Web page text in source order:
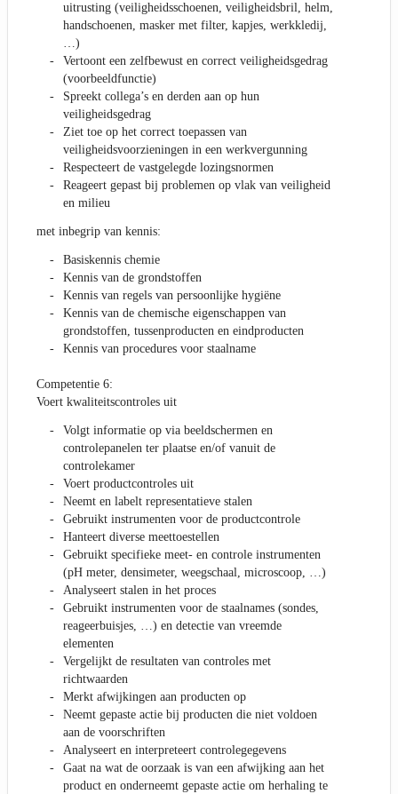
uitrusting (veiligheidsschoenen, veiligheidsbril, helm,
handschoenen, masker met filter, kapjes, werkkledij,
…)
Vertoont een zelfbewust en correct veiligheidsgedrag
(voorbeeldfunctie)
Spreekt collega’s en derden aan op hun
veiligheidsgedrag
Ziet toe op het correct toepassen van
veiligheidsvoorzieningen in een werkvergunning
Respecteert de vastgelegde lozingsnormen
Reageert gepast bij problemen op vlak van veiligheid
en milieu
met inbegrip van kennis:
Basiskennis chemie
Kennis van de grondstoffen
Kennis van regels van persoonlijke hygiëne
Kennis van de chemische eigenschappen van
grondstoffen, tussenproducten en eindproducten
Kennis van procedures voor staalname
Competentie 6:
Voert kwaliteitscontroles uit
Volgt informatie op via beeldschermen en
controlepanelen ter plaatse en/of vanuit de
controlekamer
Voert productcontroles uit
Neemt en labelt representatieve stalen
Gebruikt instrumenten voor de productcontrole
Hanteert diverse meettoestellen
Gebruikt specifieke meet- en controle instrumenten
(pH meter, densimeter, weegschaal, microscoop, …)
Analyseert stalen in het proces
Gebruikt instrumenten voor de staalnames (sondes,
reageerbuisjes, …) en detectie van vreemde
elementen
Vergelijkt de resultaten van controles met
richtwaarden
Merkt afwijkingen aan producten op
Neemt gepaste actie bij producten die niet voldoen
aan de voorschriften
Analyseert en interpreteert controlegegevens
Gaat na wat de oorzaak is van een afwijking aan het
product en onderneemt gepaste actie om herhaling te